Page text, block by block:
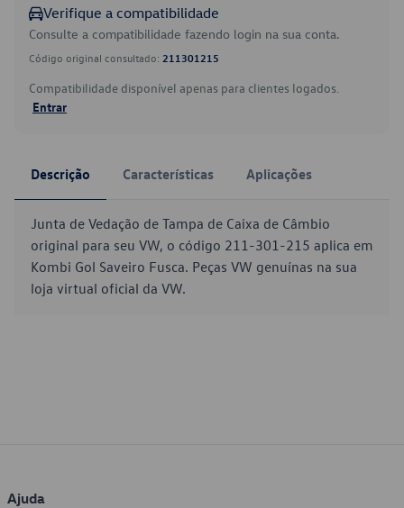
Verifique a compatibilidade
Consulte a compatibilidade fazendo login na sua conta.
Código original consultado: 211301215
Compatibilidade disponível apenas para clientes logados.
Entrar
Descrição Características Aplicações
Junta de Vedação de Tampa de Caixa de Câmbio
original para seu VW, o código 211-301-215 aplica em
Kombi Gol Saveiro Fusca. Peças VW genuínas na sua
loja virtual oficial da VW.
Ajuda